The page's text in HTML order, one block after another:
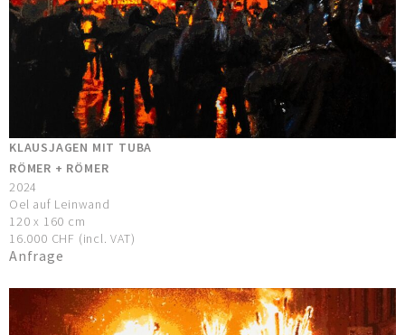
KLAUSJAGEN MIT TUBA
RÖMER + RÖMER
2024
Oel auf Leinwand
120 x 160 cm
16.000 CHF (incl. VAT)
Anfrage